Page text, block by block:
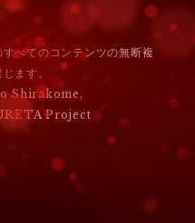
べてのコンテンツの無断複
ます。
Shirakome,
Project